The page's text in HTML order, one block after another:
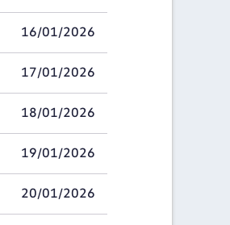
16/01/2026
17/01/2026
18/01/2026
19/01/2026
20/01/2026